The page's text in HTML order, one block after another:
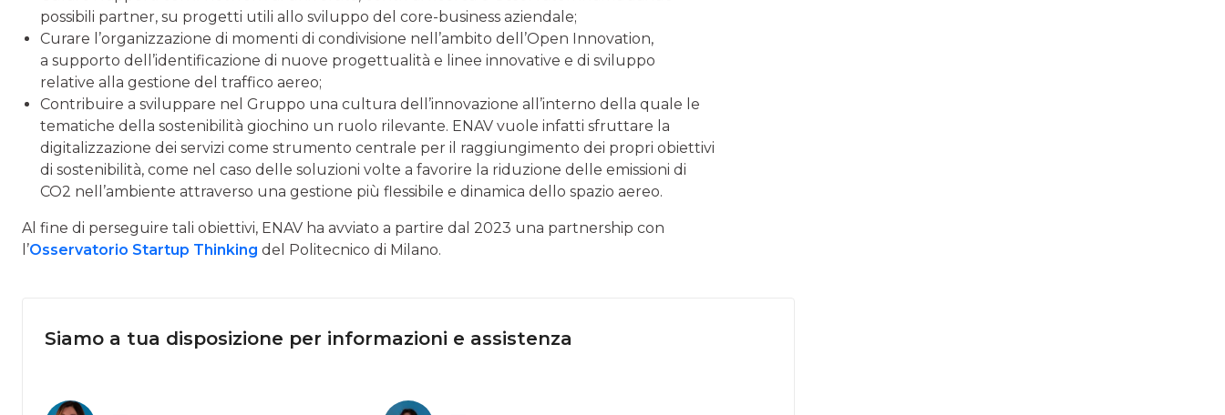
possibili partner, su progetti utili allo sviluppo del core-business aziendale;
Curare l’organizzazione di momenti di condivisione nell’ambito dell’Open Innovation,
a supporto dell’identificazione di nuove progettualità e linee innovative e di sviluppo
relative alla gestione del traffico aereo;
Contribuire a sviluppare nel Gruppo una cultura dell’innovazione all’interno della quale le
tematiche della sostenibilità giochino un ruolo rilevante. ENAV vuole infatti sfruttare la
digitalizzazione dei servizi come strumento centrale per il raggiungimento dei propri obiettivi
di sostenibilità, come nel caso delle soluzioni volte a favorire la riduzione delle emissioni di
CO2 nell’ambiente attraverso una gestione più flessibile e dinamica dello spazio aereo.
Al fine di perseguire tali obiettivi, ENAV ha avviato a partire dal 2023 una partnership con
l’Osservatorio Startup Thinking del Politecnico di Milano.
Siamo a tua disposizione per informazioni e assistenza